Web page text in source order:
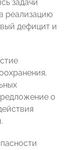
задачи
реализацию
дефицит и
о